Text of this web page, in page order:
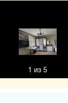
1 из 5